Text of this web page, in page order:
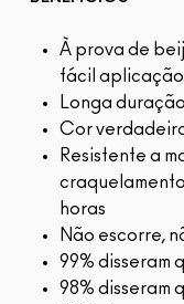
À prova de
fácil aplicação
Longa
Cor
Resistente a
horas
Não escorre,
99% disseram
98% disseram